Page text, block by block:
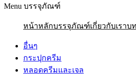
Menu บรรจุภัณฑ์
หน้าหลักบรรจุภัณฑ์เกี่ยวกับเราบ
อื่นๆ
กระปุกครีม
หลอดครีมและเจล